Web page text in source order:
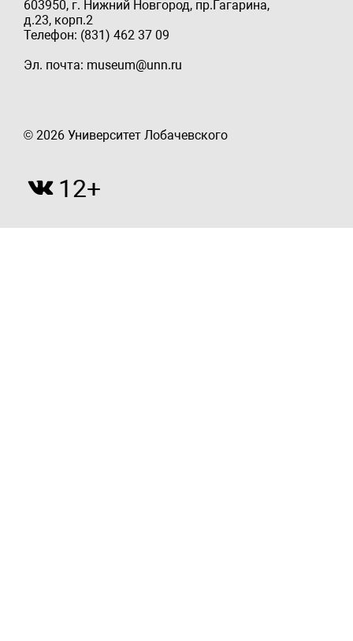
603950, г. Нижний Новгород, пр.Гагарина,
д.23, корп.2
Телефон: (831) 462 37 09
Эл. почта: museum@unn.ru
© 2026 Университет Лобачевского
12+